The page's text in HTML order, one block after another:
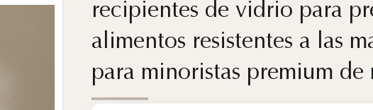
recipientes de vidrio para
alimentos resistentes a las
para minoristas premium de
recipientes de vidrio para
alimentos resistentes a las
para minoristas premium de